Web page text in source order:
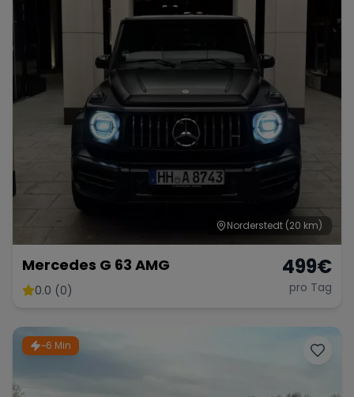
Norderstedt (20 km)
Mercedes G 63 AMG
0.0 (0)
499€
pro Tag
~6 Min